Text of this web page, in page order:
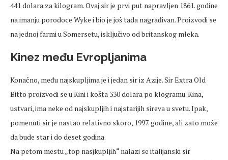
441 dolara za kilogram. Ovaj sir je prvi put napravljen 1861. godine
na imanju porodoce Wyke i bio je još tada nagrađivan. Proizvodi se
na jednoj farmi u Somersetu, isključivo od britanskog mleka.
Kinez među Evropljanima
Konačno, među najskupljima je i jedan sir iz Azije. Sir Extra Old
Bitto proizvodi se u Kini i košta 330 dolara po klogramu. Kina,
ustvari, ima neke od najskupljih i najstarijih sireva u svetu. Ipak,
pomenuti sir je nastao relativno skoro, 1997. godine, ali zato može
da bude star i do deset godina.
Na petom mestu „top nasjkupljih“ nalazi se italijanski sir